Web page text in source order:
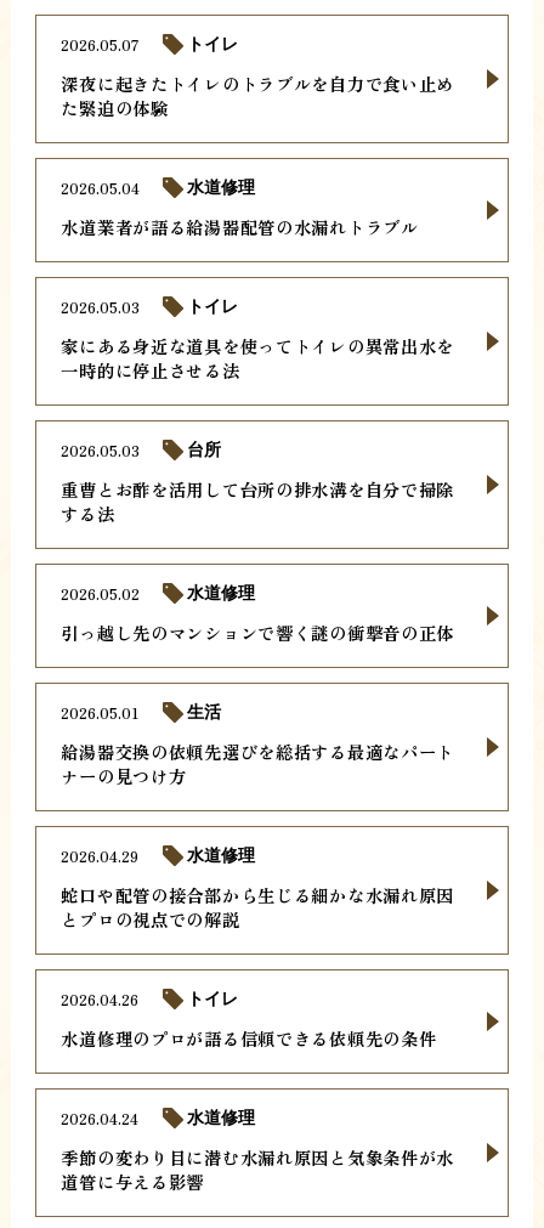
深夜に起きたトイレのトラブルを自力で食い止め
た緊迫の体験
2026.05.07 トイレ
水道業者が語る給湯器配管の水漏れトラブル
2026.05.04 水道修理
家にある身近な道具を使ってトイレの異常出水を
一時的に停止させる法
2026.05.03 トイレ
重曹とお酢を活用して台所の排水溝を自分で掃除
する法
2026.05.03 台所
引っ越し先のマンションで響く謎の衝撃音の正体
2026.05.02 水道修理
給湯器交換の依頼先選びを総括する最適なパート
ナーの見つけ方
2026.05.01 生活
蛇口や配管の接合部から生じる細かな水漏れ原因
とプロの視点での解説
2026.04.29 水道修理
水道修理のプロが語る信頼できる依頼先の条件
2026.04.26 トイレ
季節の変わり目に潜む水漏れ原因と気象条件が水
道管に与える影響
2026.04.24 水道修理